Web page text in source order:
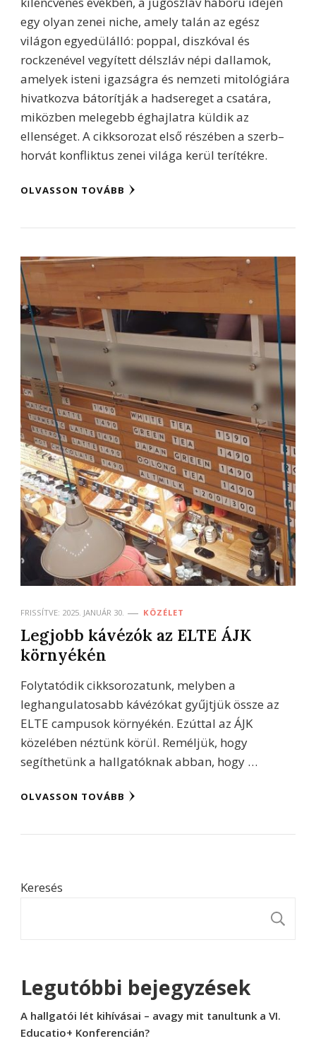
egy olyan zenei niche, amely talán az egész
világon egyedülálló: poppal, diszkóval és
rockzenével vegyített délszláv népi dallamok,
amelyek isteni igazságra és nemzeti mitológiára
hivatkozva bátorítják a hadsereget a csatára,
miközben melegebb éghajlatra küldik az
ellenséget. A cikksorozat első részében a szerb–
horvát konfliktus zenei világa kerül terítékre.
OLVASSON TOVÁBB
FRISSÍTVE: 2025. JANUÁR 30. KÖZÉLET
Legjobb kávézók az ELTE ÁJK
környékén
Folytatódik cikksorozatunk, melyben a
leghangulatosabb kávézókat gyűjtjük össze az
ELTE campusok környékén. Ezúttal az ÁJK
közelében néztünk körül. Reméljük, hogy
segíthetünk a hallgatóknak abban, hogy …
OLVASSON TOVÁBB
Keresés
Legutóbbi bejegyzések
A hallgatói lét kihívásai – avagy mit tanultunk a VI.
Educatio+ Konferencián?